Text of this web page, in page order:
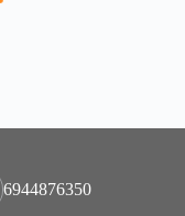
6944876350